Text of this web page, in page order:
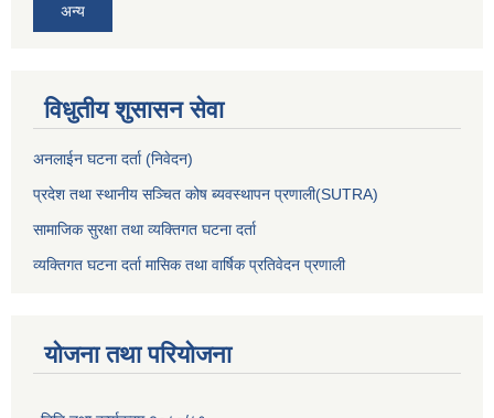
अन्य
विधुतीय शुसासन सेवा
अनलाईन घटना दर्ता (निवेदन)
प्रदेश तथा स्थानीय सञ्चित कोष ब्यवस्थापन प्रणाली(SUTRA)
सामाजिक सुरक्षा तथा व्यक्तिगत घटना दर्ता
व्यक्तिगत घटना दर्ता मासिक तथा वार्षिक प्रतिवेदन प्रणाली
योजना तथा परियोजना